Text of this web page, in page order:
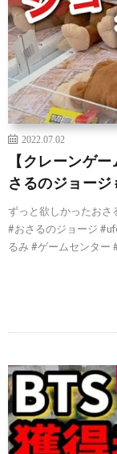
2022.07.02
【クレーンゲ
さるのジョー
ずっと欲しかったおさ
#おさるのジョージ
るみ #ゲームセンター